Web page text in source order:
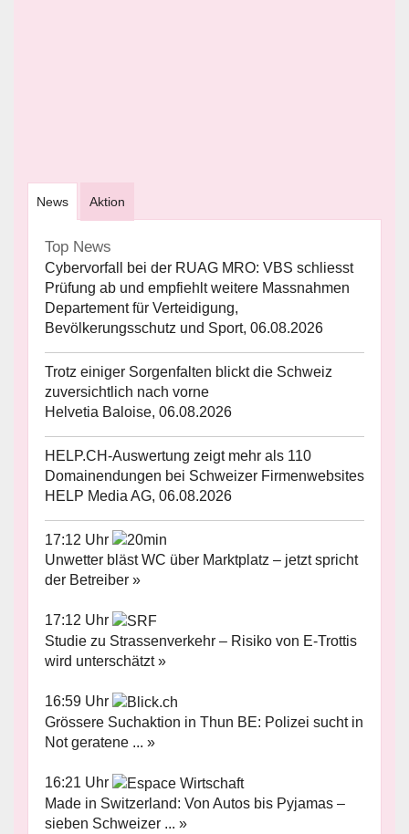
News Aktion
Top News
Cybervorfall bei der RUAG MRO: VBS schliesst
Prüfung ab und empfiehlt weitere Massnahmen
Departement für Verteidigung,
Bevölkerungsschutz und Sport, 06.08.2026
Trotz einiger Sorgenfalten blickt die Schweiz
zuversichtlich nach vorne
Helvetia Baloise, 06.08.2026
HELP.CH-Auswertung zeigt mehr als 110
Domainendungen bei Schweizer Firmenwebsites
HELP Media AG, 06.08.2026
17:12 Uhr
Unwetter bläst WC über Marktplatz – jetzt spricht
der Betreiber »
17:12 Uhr
Studie zu Strassenverkehr – Risiko von E-Trottis
wird unterschätzt »
16:59 Uhr
Grössere Suchaktion in Thun BE: Polizei sucht in
Not geratene ... »
16:21 Uhr
Made in Switzerland: Von Autos bis Pyjamas –
sieben Schweizer ... »